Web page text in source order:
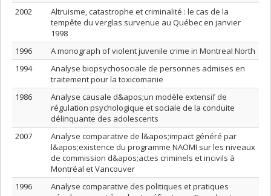
2002
Altruisme, catastrophe et criminalité : le cas de la
tempête du verglas survenue au Québec en janvier
1998
1996
A monograph of violent juvenile crime in Montreal North
1994
Analyse biopsychosociale de personnes admises en
traitement pour la toxicomanie
1986
Analyse causale d&apos;un modèle extensif de
régulation psychologique et sociale de la conduite
délinquante des adolescents
2007
Analyse comparative de l&apos;impact généré par
l&apos;existence du programme NAOMI sur les niveaux
de commission d&apos;actes criminels et incivils à
Montréal et Vancouver
1996
Analyse comparative des politiques et pratiques